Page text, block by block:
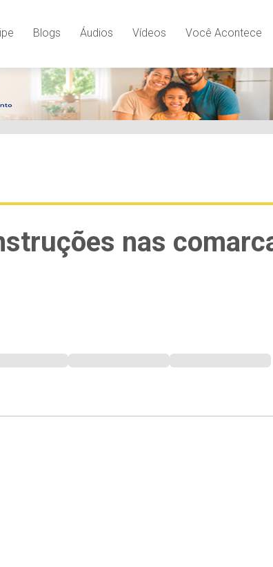
Blogs Áudios Vídeos Você Acontece
nas